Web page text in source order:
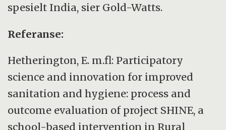
spesielt India, sier Gold-Watts.
Referanse:
Hetherington, E. m.fl: Participatory
science and innovation for improved
sanitation and hygiene: process and
outcome evaluation of project SHINE, a
school-based intervention in Rural